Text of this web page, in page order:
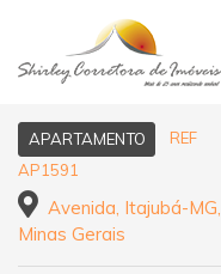
APARTAMENTO
REF
AP1591
Avenida, Itajubá-MG,
Minas Gerais